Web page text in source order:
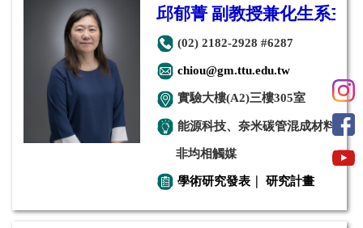
邱郁菁 副教授兼化生系主
(02) 2182-2928 #6287
chiou@gm.ttu.edu.tw
實驗大樓(A2)三樓305室
能源科技、奈米碳管混成材料、
非均相觸媒
學術研究發表 ｜ 研究計畫